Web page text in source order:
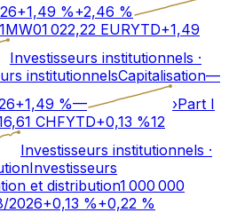
+1,49 %+2,46 %
1 022,22 EURYTD+1,49
Investisseurs institutionnels ·
institutionnelsCapitalisation—
+1,49 %— ›Part I
CHFYTD+0,13 %12
Investisseurs institutionnels ·
Investisseurs
et distribution1 000 000
2026+0,13 %+0,22 %